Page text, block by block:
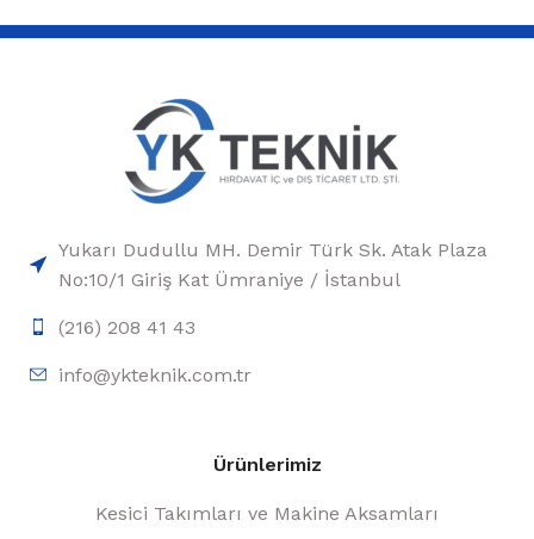
Yukarı Dudullu MH. Demir Türk Sk. Atak Plaza
No:10/1 Giriş Kat Ümraniye / İstanbul
(216) 208 41 43
info@ykteknik.com.tr
Ürünlerimiz
Kesici Takımları ve Makine Aksamları